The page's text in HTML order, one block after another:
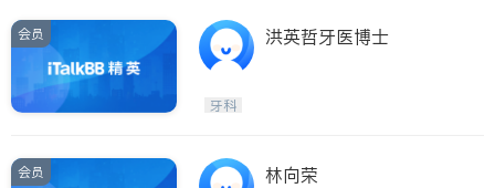
会员 洪英哲牙医博士
牙科
会员 林向荣